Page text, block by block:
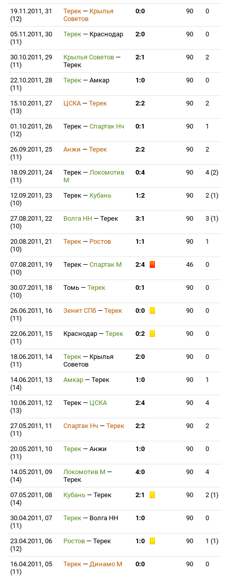
19.11.2011, 31
(12)
Терек — Крылья
Советов
0:0 90 0
05.11.2011, 30
(11)
Терек — Краснодар 2:0 90 0
30.10.2011, 29
(11)
Крылья Советов —
Терек
2:1 90 2
22.10.2011, 28
(11)
Терек — Амкар 1:0 90 0
15.10.2011, 27
(13)
ЦСКА — Терек 2:2 90 2
01.10.2011, 26
(12)
Терек — Спартак Нч 0:1 90 1
26.09.2011, 25
(11)
Анжи — Терек 2:2 90 2
18.09.2011, 24
(11)
Терек — Локомотив
М
0:4 90 4 (2)
12.09.2011, 23
(10)
Терек — Кубань 1:2 90 2 (1)
27.08.2011, 22
(10)
Волга НН — Терек 3:1 90 3 (1)
20.08.2011, 21
(10)
Терек — Ростов 1:1 90 1
07.08.2011, 19
(10)
Терек — Спартак М 2:4 46 0
30.07.2011, 18
(10)
Томь — Терек 0:1 90 0
26.06.2011, 16
(11)
Зенит СПб — Терек 0:0 90 0
22.06.2011, 15
(11)
Краснодар — Терек 0:2 90 0
18.06.2011, 14
(11)
Терек — Крылья
Советов
2:0 90 0
14.06.2011, 13
(14)
Амкар — Терек 1:0 90 1
10.06.2011, 12
(13)
Терек — ЦСКА 2:4 90 4
27.05.2011, 11
(11)
Спартак Нч — Терек 2:2 90 2
20.05.2011, 10
(11)
Терек — Анжи 1:0 90 0
14.05.2011, 09
(14)
Локомотив М —
Терек
4:0 90 4
07.05.2011, 08
(14)
Кубань — Терек 2:1 90 2 (1)
30.04.2011, 07
(11)
Терек — Волга НН 1:0 90 0
23.04.2011, 06
(12)
Ростов — Терек 1:0 90 1 (1)
16.04.2011, 05
(11)
Терек — Динамо М 0:0 90 0